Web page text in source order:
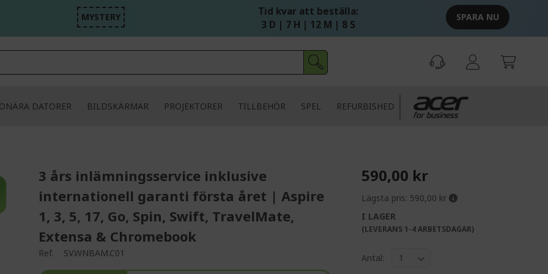
MYSTERY
Tid kvar att beställa:
3 D | 7 H | 12 M | 7 S
SPARA NU
DATORER BILDSKÄRMAR PROJEKTORER TILLBEHÖR SPEL REFURBISHED
3 års inlämningsservice inklusive
internationell garanti första året | Aspire
1, 3, 5, 17, Go, Spin, Swift, TravelMate,
Extensa & Chromebook
Ref. SV.WNBAM.C01
590,00 kr
Lägsta pris: 590,00 kr
I LAGER
(LEVERANS 1-4 ARBETSDAGAR)
Antal: